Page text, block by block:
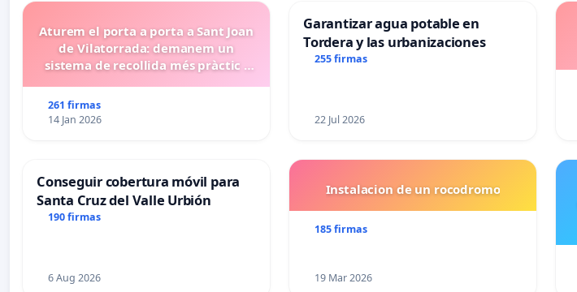
Aturem el porta a porta a Sant Joan
de Vilatorrada: demanem un
sistema de recollida més pràctic i
261 firmas
14 Jan 2026
Garantizar agua potable en
Tordera y las urbanizaciones
255 firmas
22 Jul 2026
Conseguir cobertura móvil para
Santa Cruz del Valle Urbión
190 firmas
6 Aug 2026
Instalacion de un rocodromo
185 firmas
19 Mar 2026